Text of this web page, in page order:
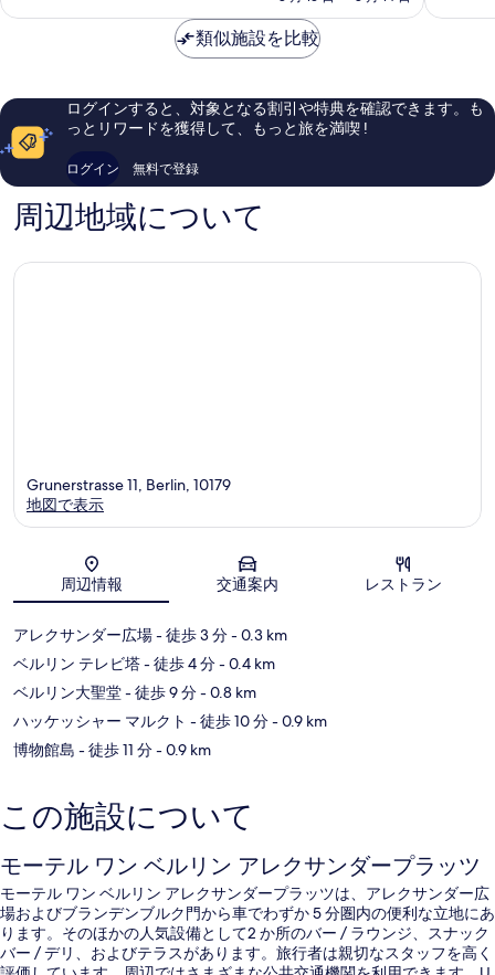
リ
ク
ン
ダ
ラ
ミ
良
ミ
2,027
件
件
の
口
コ
金
ー
ツ
ミ
い、
1,809
件
類似施設を比較
ログインすると、対象となる割引や特典を確認できます。も
っとリワードを獲得して、もっと旅を満喫 !
ログイン 無料で登録
周辺地域について
地図
Grunerstrasse 11, Berlin, 10179
地図で表示
周辺情報 交通案内 レストラン
アレクサンダー広場- 徒歩 3 分- 0.3 km
ベルリン テレビ塔- 徒歩 4 分- 0.4 km
ベルリン大聖堂- 徒歩 9 分- 0.8 km
ハッケッシャー マルクト - 徒歩 10 分- 0.9 km
博物館島 - 徒歩 11 分- 0.9 km
この施設について
モーテル ワン ベルリン アレクサンダープラッツ
モーテル ワン ベルリン アレクサンダープラッツは、アレクサンダー広
場およびブランデンブルク門から車でわずか 5 分圏内の便利な立地にあ
ります。そのほかの人気設備として2 か所のバー / ラウンジ、スナック
バー / デリ、およびテラスがあります。旅行者は親切なスタッフを高く